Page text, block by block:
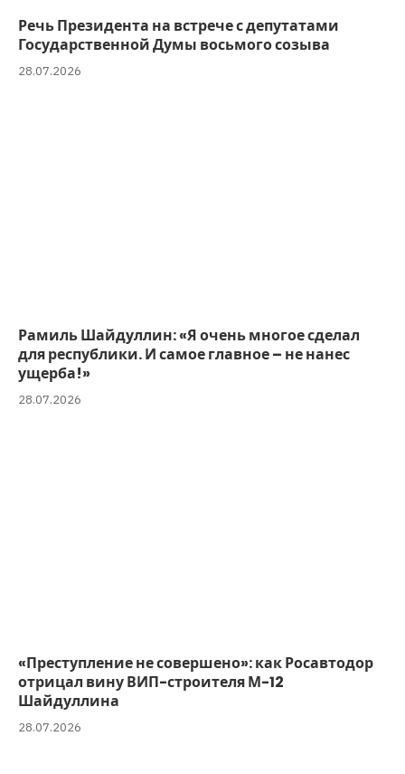
Речь Президента на встрече с депутатами
Государственной Думы восьмого созыва
28.07.2026
Рамиль Шайдуллин: «Я очень многое сделал
для республики. И самое главное – не нанес
ущерба!»
28.07.2026
«Преступление не совершено»: как Росавтодор
отрицал вину ВИП-строителя М-12
Шайдуллина
28.07.2026